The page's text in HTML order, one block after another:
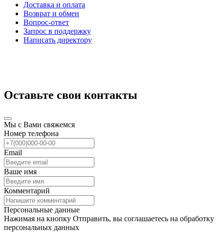
Доставка и оплата
Возврат и обмен
Вопрос-ответ
Запрос в поддержку
Написать директору
Оставьте свои контакты
Мы с Вами свяжемся
Номер телефона
Email
Ваше имя
Комментарий
Персональные данные
Нажимая на кнопку Отправить, вы соглашаетесь на обработку
персональных данных